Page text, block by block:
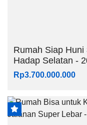
Rumah Siap
Hadap Selatan -
Rp3.700.000.000